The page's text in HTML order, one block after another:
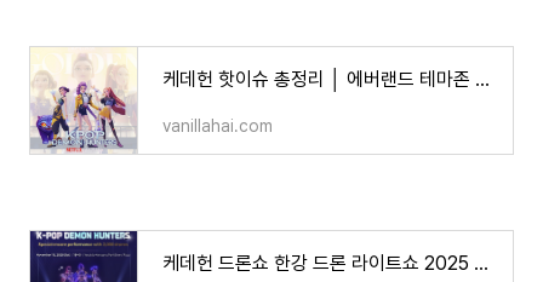
케데헌 핫이슈 총정리 │ 에버랜드 테마존 오픈런·굿즈 38종·‘골든’ 빌보드 6주·UK 8주 1위
vanillahai.com
케데헌 드론쇼 한강 드론 라이트쇼 2025 │여의도 일정·시간·무료관람·장소변경 완벽가이드